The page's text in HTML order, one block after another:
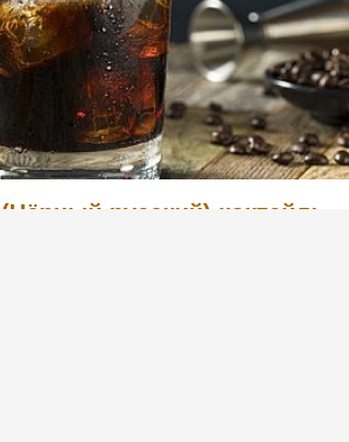
русский) коктейль